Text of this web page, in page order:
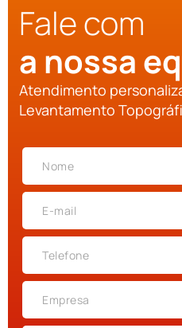
Fale com
a nossa
Atendimento
Levantamento